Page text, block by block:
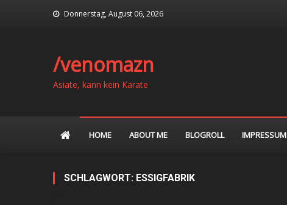
Donnerstag, August 06, 2026
/venomazn
Asiate, kann kein Karate
HOME ABOUT ME BLOGROLL IMPRESSUM
SCHLAGWORT: ESSIGFABRIK